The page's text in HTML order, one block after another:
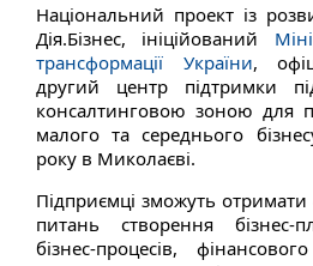
Національний проект із
Дія.Бізнес, ініційований
трансформації України,
другий центр підтримки
консалтинговою зоною для
малого та середнього
року в Миколаєві.
Підприємці зможуть отримати
питань створення бізнес-
бізнес-процесів,